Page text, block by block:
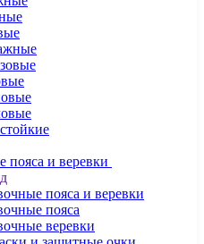
пояса и веревки
пояса и веревки
пояса
веревки